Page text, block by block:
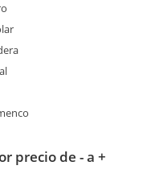
precio de - a +